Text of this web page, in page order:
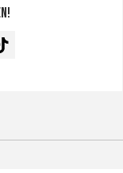
TikTok